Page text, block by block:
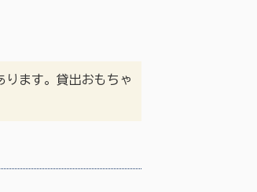
ます。貸出おもちゃ